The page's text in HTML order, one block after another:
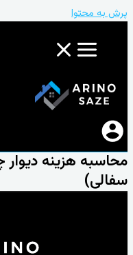
پرش به محتوا
محاسبه هزینه
سفالی)